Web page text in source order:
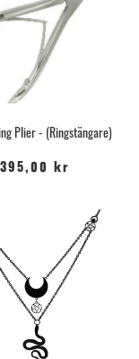
Plier - (Ringstängare)
395,00 kr